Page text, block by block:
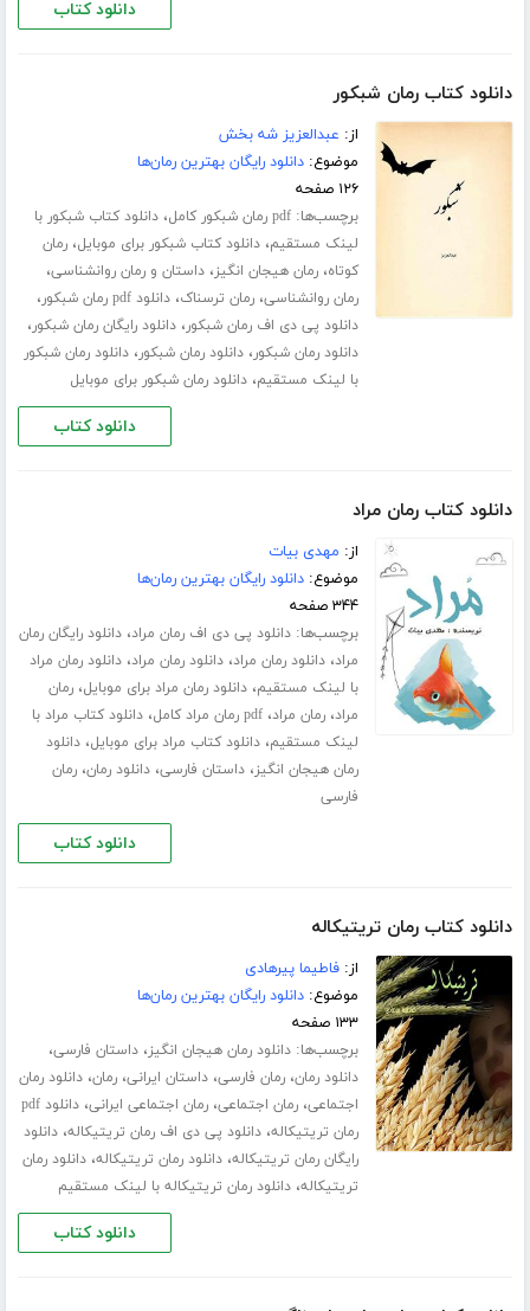
دانلود کتاب
دانلود کتاب رمان شبکور
از: عبدالعزیز شه بخش
موضوع:دانلود رایگان بهترین رمان‌ها
۱۲۶ صفحه
برچسب‌ها:pdf رمان شبکور کامل ،دانلود کتاب شبکور با
لینک مستقیم،دانلود کتاب شبکور برای موبایل،رمان
کوتاه،رمان هیجان انگیز،داستان و رمان روانشناسی،
رمان روانشناسی،رمان ترسناک،دانلود pdf رمان شبکور ،
دانلود پی دی اف رمان شبکور،دانلود رایگان رمان شبکور،
دانلود رمان شبکور،دانلود رمان شبکور،دانلود رمان شبکور
با لینک مستقیم،دانلود رمان شبکور برای موبایل
دانلود کتاب
دانلود کتاب رمان مراد
از: مهدی بیات
موضوع:دانلود رایگان بهترین رمان‌ها
۳۴۴ صفحه
برچسب‌ها:دانلود پی دی اف رمان مراد،دانلود رایگان رمان
مراد،دانلود رمان مراد،دانلود رمان مراد،دانلود رمان مراد
با لینک مستقیم،دانلود رمان مراد برای موبایل،رمان
مراد،رمان مراد،pdf رمان مراد کامل ،دانلود کتاب مراد با
لینک مستقیم،دانلود کتاب مراد برای موبایل،دانلود
رمان هیجان انگیز،داستان فارسی،دانلود رمان،رمان
فارسی
دانلود کتاب
دانلود کتاب رمان تریتیکاله
از:فاطیما پیرهادی
موضوع:دانلود رایگان بهترین رمان‌ها
۱۳۳ صفحه
برچسب‌ها:دانلود رمان هیجان انگیز،داستان فارسی،
دانلود رمان،رمان فارسی،داستان ایرانی،رمان،دانلود رمان
اجتماعی،رمان اجتماعی،رمان اجتماعی ایرانی،
دانلود pdf
رمان تریتیکاله،دانلود پی دی اف رمان تریتیکاله،دانلود
رایگان رمان تریتیکاله،دانلود رمان تریتیکاله،دانلود رمان
تریتیکاله،دانلود رمان تریتیکاله با لینک مستقیم
دانلود کتاب